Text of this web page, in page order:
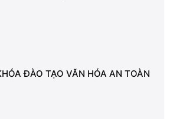
ĐÀO TẠO VĂN HÓA AN TOÀN